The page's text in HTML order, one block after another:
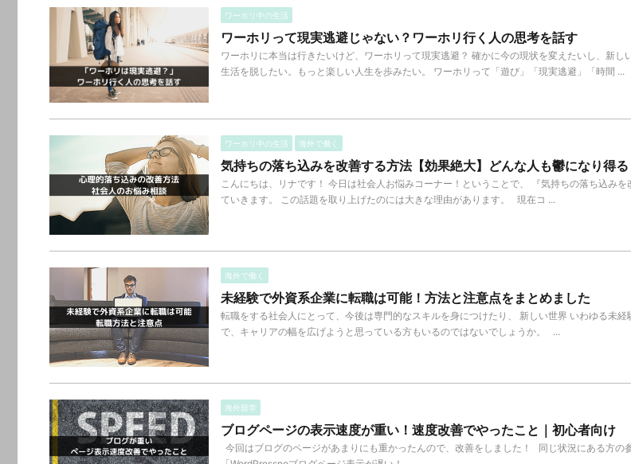
ワーホリ中の生活
ワーホリって現実逃避じゃない？ワーホリ行く人の思考を話す
ワーホリに本当は行きたいけど、ワーホリって現実逃避？ 確かに今の現状を変えたいし、新し
生活を脱したい。もっと楽しい人生を歩みたい。 ワーホリって「遊び」「現実逃避」「時間 ...
ワーホリ中の生活 海外で働く
気持ちの落ち込みを改善する方法【効果絶大】どんな人も鬱になり得る
こんにちは、リナです！ 今日は社会人お悩みコーナー！ということで、 『気持ちの落ち込み
ていきます。 この話題を取り上げたのには大きな理由があります。 現在コ ...
海外で働く
未経験で外資系企業に転職は可能！方法と注意点をまとめました
転職をする社会人にとって、今後は専門的なスキルを身につけたり、 新しい世界 いわゆる未経
で、キャリアの幅を広げようと思っている方もいるのではないでしょうか。 ...
海外留学
ブログページの表示速度が重い！速度改善でやったこと｜初心者向け
今回はブログのページがあまりにも重かったんので、改善をしました！ 同じ状況にある方の